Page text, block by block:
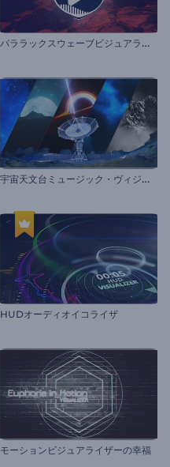
パ
ララックスウェーブビジュアライザー
宇
宙天文台ミュージック・ヴィジュアライザー
HUDオーディオイコライザ
モーションビジュアライザーの幸福